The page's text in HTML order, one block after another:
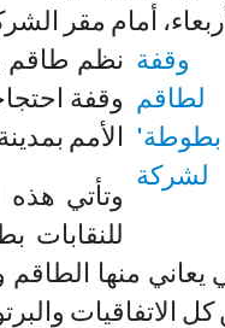
أمام مقر
نظم طاقم
وقفة
الأمم
وتأتي
للنقابات
يعاني منها
الاتفاقيات